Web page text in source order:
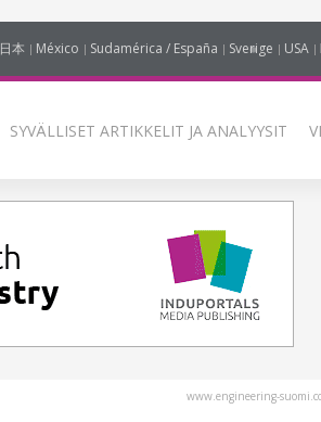
日本 México Sudamérica / España Sverige USA
SYVÄLLISET ARTIKKELIT JA ANALYYSIT
www.engineering-